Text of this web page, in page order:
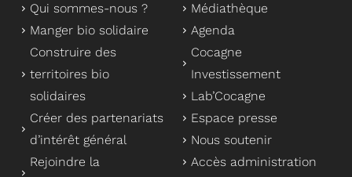
Qui sommes-nous ?
Manger bio solidaire
Construire des
territoires bio
solidaires
Créer des partenariats
d’intérêt général
Rejoindre la
Médiathèque
Agenda
Cocagne
Investissement
Lab’Cocagne
Espace presse
Nous soutenir
Accès administration